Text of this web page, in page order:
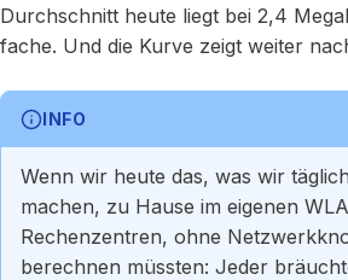
Durchschnitt heute liegt bei 2,4
fache. Und die Kurve zeigt weiter
INFO
Wenn wir heute das, was wir
machen, zu Hause im eigenen
Rechenzentren, ohne
berechnen müssten: Jeder